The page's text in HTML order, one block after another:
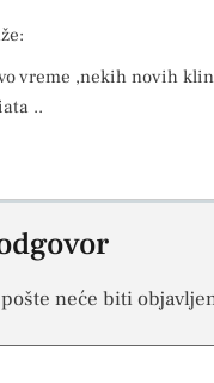
vreme ,nekih novih
..
neće biti